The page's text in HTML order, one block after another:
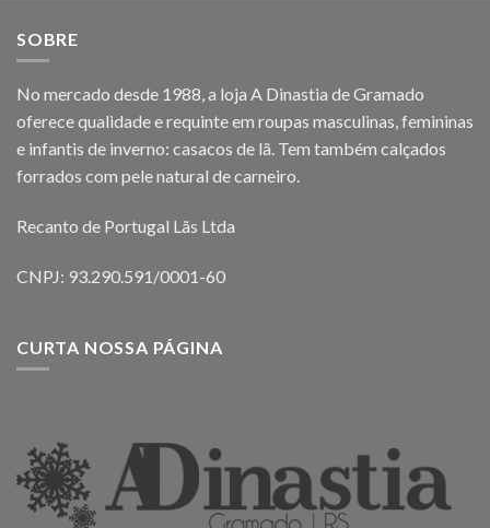
SOBRE
No mercado desde 1988, a loja A Dinastia de Gramado
oferece qualidade e requinte em roupas masculinas, femininas
e infantis de inverno: casacos de lã. Tem também calçados
forrados com pele natural de carneiro.
Recanto de Portugal Lãs Ltda
CNPJ: 93.290.591/0001-60
CURTA NOSSA PÁGINA